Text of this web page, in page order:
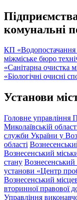
комунальні
КП «Водопостачання
міжміське бюро
«Санітарна очистка
«Біологічні очисні
Установи
Головне управління
Миколаївській
служби України у
області
Вознесенський
стану Вознесенський
установи «Центр
Вознесенський
вторинної правової
Управління